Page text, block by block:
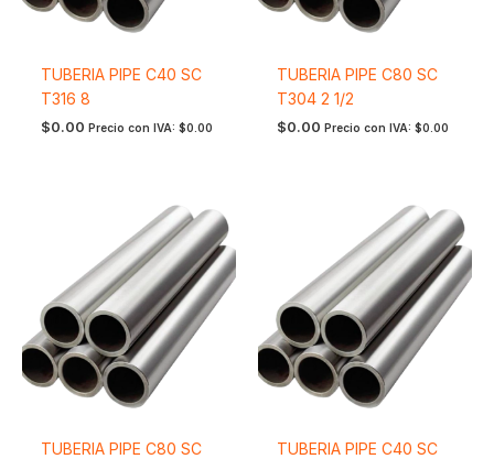
TUBERIA PIPE C40 SC
T316 8
$0.00 Precio con IVA: $0.00
TUBERIA PIPE C80 SC
T304 2 1/2
$0.00 Precio con IVA: $0.00
TUBERIA PIPE C80 SC
TUBERIA PIPE C40 SC